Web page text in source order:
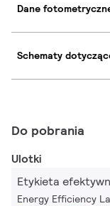
Dane
Schematy
Do pobrania
Ulotki
Etykieta
Energy Efficiency